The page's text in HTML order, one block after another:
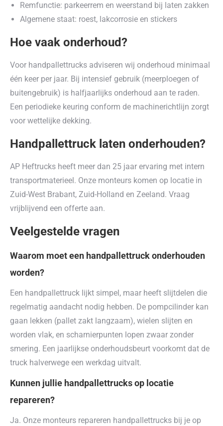
Remfunctie: parkeerrem en weerstand bij laten zakken
Algemene staat: roest, lakcorrosie en stickers
Hoe vaak onderhoud?
Voor handpallettrucks adviseren wij onderhoud minimaal
één keer per jaar. Bij intensief gebruik (meerploegen of
buitengebruik) is halfjaarlijks onderhoud aan te raden.
Een periodieke keuring conform de machinerichtlijn zorgt
voor wettelijke dekking.
Handpallettruck laten onderhouden?
AP Heftrucks heeft meer dan 25 jaar ervaring met intern
transportmaterieel. Onze monteurs komen op locatie in
Zuid-West Brabant, Zuid-Holland en Zeeland. Vraag
vrijblijvend een offerte aan.
Veelgestelde vragen
Waarom moet een handpallettruck onderhouden
worden?
Een handpallettruck lijkt simpel, maar heeft slijtdelen die
regelmatig aandacht nodig hebben. De pompcilinder kan
gaan lekken (pallet zakt langzaam), wielen slijten en
worden vlak, en scharnierpunten lopen zwaar zonder
smering. Een jaarlijkse onderhoudsbeurt voorkomt dat de
truck halverwege een werkdag uitvalt.
Kunnen jullie handpallettrucks op locatie
repareren?
Ja. Onze monteurs repareren handpallettrucks bij je op